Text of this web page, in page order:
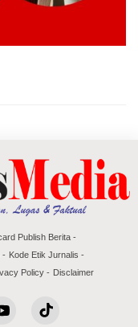
Publish Berita
Kode Etik Jurnalis
Policy Disclaimer